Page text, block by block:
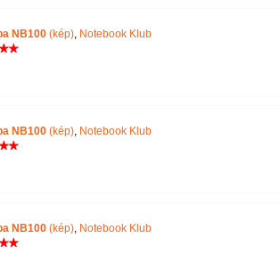
NB100 (kép), Notebook Klub
NB100 (kép), Notebook Klub
NB100 (kép), Notebook Klub